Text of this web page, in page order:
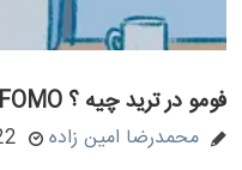
فومو در ترید چیه ؟ FOMO در بازار فارکس و کریپتو
محمدرضا امین زاده 22